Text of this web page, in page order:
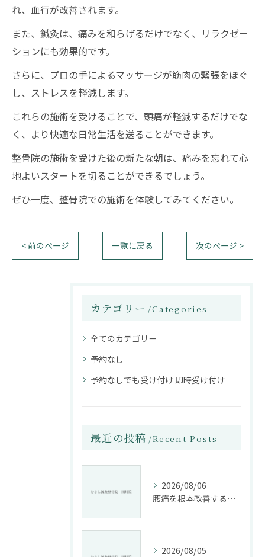
れ、血行が改善されます。
また、鍼灸は、痛みを和らげるだけでなく、リラクゼー
ションにも効果的です。
さらに、プロの手によるマッサージが筋肉の緊張をほぐ
し、ストレスを軽減します。
これらの施術を受けることで、頭痛が軽減するだけでな
く、より快適な日常生活を送ることができます。
整骨院の施術を受けた後の新たな朝は、痛みを忘れて心
地よいスタートを切ることができるでしょう。
ぜひ一度、整骨院での施術を体験してみてください。
< 前のページ 一覧に戻る 次のページ >
カテゴリー Categories
全てのカテゴリー
予約なし
予約なしでも受け付け 即時受け付け
最近の投稿 Recent Posts
2026/08/06
腰痛を根本改善する整骨院の施術とアドバイスの重要性
2026/08/05